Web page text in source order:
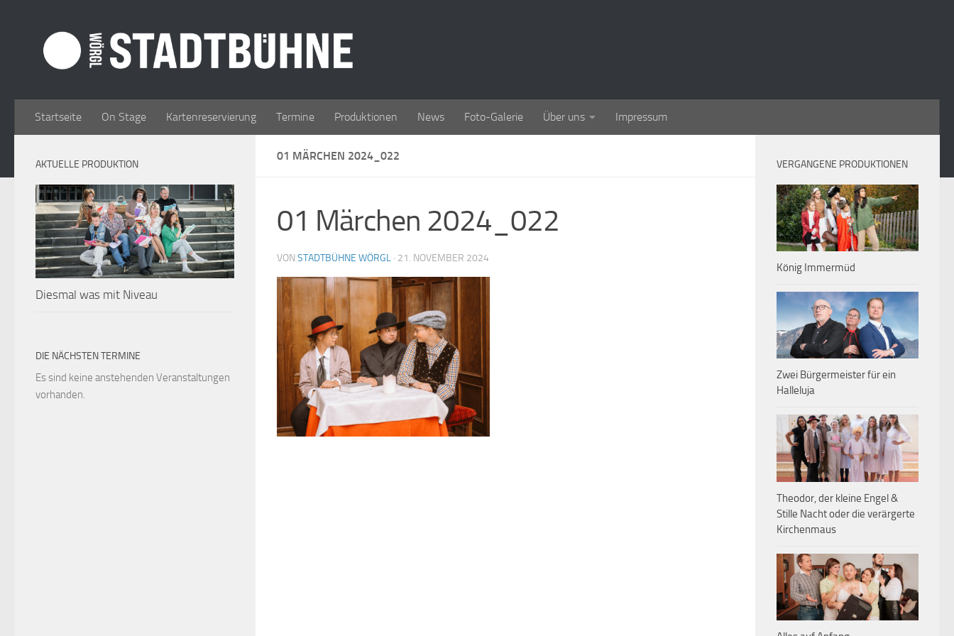
Startseite On Stage Kartenreservierung Termine Produktionen News Foto-Galerie Über uns Impressum
01 MÄRCHEN 2024_022
01 Märchen 2024_022
VON STADTBÜHNE WÖRGL · 21. NOVEMBER 2024
AKTUELLE PRODUKTION
Diesmal was mit Niveau
DIE NÄCHSTEN TERMINE
Es sind keine anstehenden Veranstaltungen
vorhanden.
VERGANGENE PRODUKTIONEN
König Immermüd
Zwei Bürgermeister für ein
Halleluja
Theodor, der kleine Engel &
Stille Nacht oder die verärgerte
Kirchenmaus